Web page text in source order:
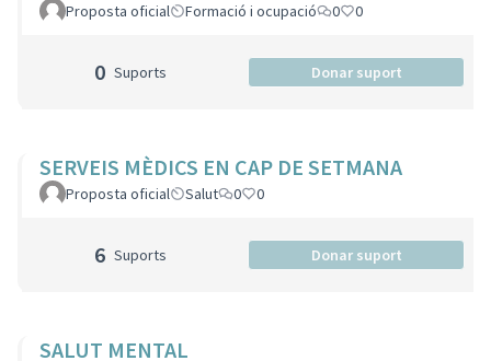
Proposta oficial Formació i ocupació 0 0
0 Suports Donar suport
SERVEIS MÈDICS EN CAP DE SETMANA
Proposta oficial Salut 0 0
6 Suports Donar suport
SALUT MENTAL